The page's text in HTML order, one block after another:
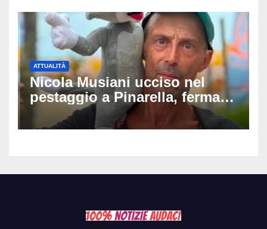
ATTUALITÀ
Nicola Musiani ucciso nel
pestaggio a Pinarella, fermati
quattro giovani: la svolta
dopo video, intercettazioni e